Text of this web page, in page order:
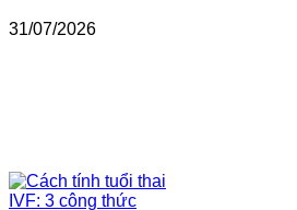
31/07/2026